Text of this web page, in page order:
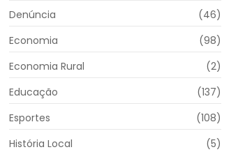
Denúncia
(46)
Economia
(98)
Economia Rural
(2)
Educação
(137)
Esportes
(108)
História Local
(5)